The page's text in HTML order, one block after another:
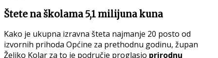
Štete na školama 5,1 milijuna kuna
Kako je ukupna izravna šteta najmanje 20 posto od
izvornih prihoda Općine za prethodnu godinu, župan
Željko Kolar za to je područje proglasio prirodnu